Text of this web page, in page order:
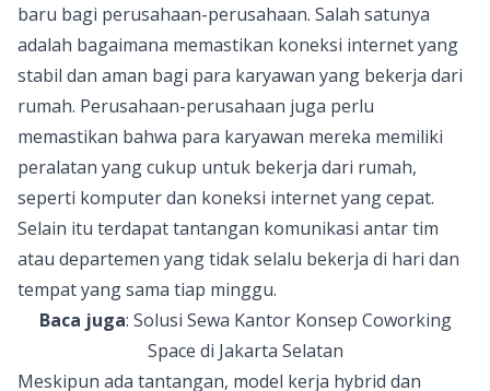
baru bagi perusahaan-perusahaan. Salah satunya
adalah bagaimana memastikan koneksi internet yang
stabil dan aman bagi para karyawan yang bekerja dari
rumah. Perusahaan-perusahaan juga perlu
memastikan bahwa para karyawan mereka memiliki
peralatan yang cukup untuk bekerja dari rumah,
seperti komputer dan koneksi internet yang cepat.
Selain itu terdapat tantangan komunikasi antar tim
atau departemen yang tidak selalu bekerja di hari dan
tempat yang sama tiap minggu.
Baca juga: Solusi Sewa Kantor Konsep Coworking
Space di Jakarta Selatan
Meskipun ada tantangan, model kerja hybrid dan